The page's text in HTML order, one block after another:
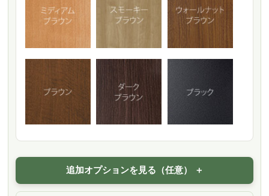
追加オプションを見る（任意）